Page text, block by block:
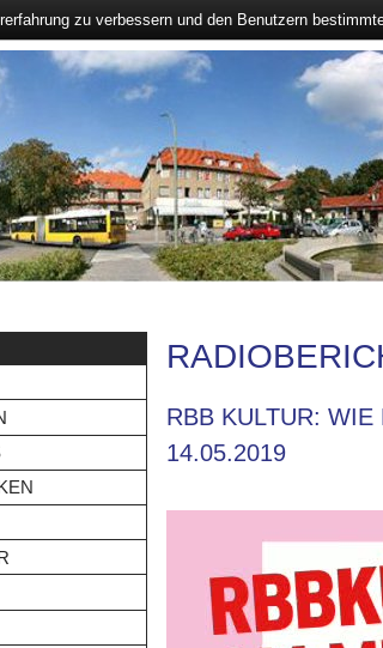
RBB KULTUR:
14.05.2019
zu verbessern und den Benutzern